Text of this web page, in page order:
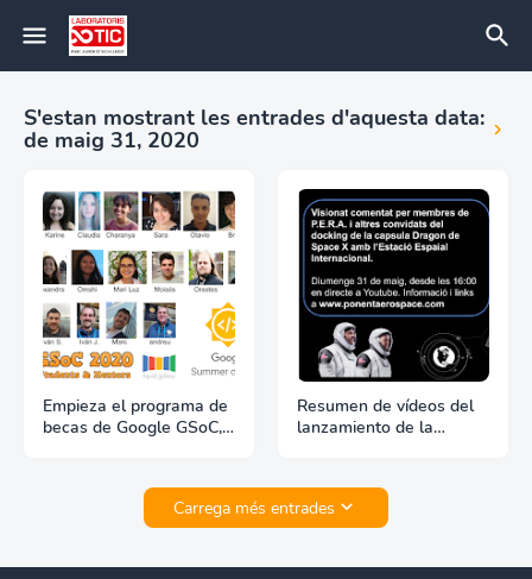
S'estan mostrant les entrades d'aquesta data:
de maig 31, 2020
Empieza el programa de
becas de Google GSoC,
Resumen de vídeos del
lanzamiento de la
Carrega més entrades